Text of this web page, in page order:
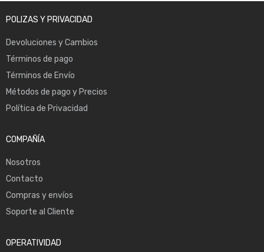
POLIZAS Y PRIVACIDAD
Devoluciones y Cambios
Términos de pago
Términos de Envío
Métodos de pago y Precios
Política de Privacidad
COMPAÑÍA
Nosotros
Contacto
Compras y envíos
Soporte al Cliente
OPERATIVIDAD